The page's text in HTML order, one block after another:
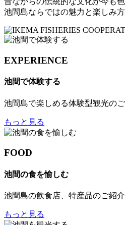
池間島ならではの魅力と楽しみ
EXPERIENCE
池間で体験する
池間島で楽しめる体験型観光のご
もっと見る
FOOD
池間の食を愉しむ
池間島の飲食店、特産品のご紹介
もっと見る